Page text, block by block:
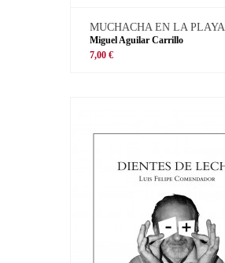
MUCHACHA EN LA PLAYA
Miguel Aguilar Carrillo
7,00 €